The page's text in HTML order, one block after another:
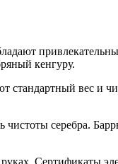
кенгуру.
стандартный вес и
серебра.
руках. Сертификаты